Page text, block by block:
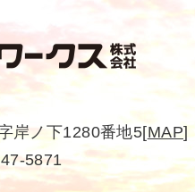
岸ノ下1280番地5[MAP]
5871